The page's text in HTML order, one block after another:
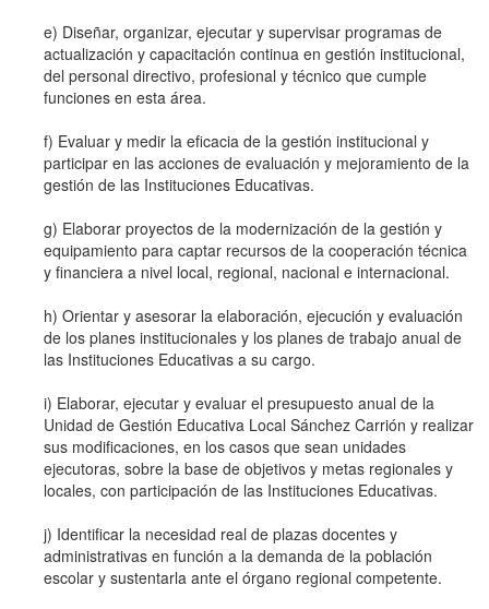
e) Diseñar, organizar, ejecutar y supervisar programas de
actualización y capacitación continua en gestión institucional,
del personal directivo, profesional y técnico que cumple
funciones en esta área.
f) Evaluar y medir la eficacia de la gestión institucional y
participar en las acciones de evaluación y mejoramiento de la
gestión de las Instituciones Educativas.
g) Elaborar proyectos de la modernización de la gestión y
equipamiento para captar recursos de la cooperación técnica
y financiera a nivel local, regional, nacional e internacional.
h) Orientar y asesorar la elaboración, ejecución y evaluación
de los planes institucionales y los planes de trabajo anual de
las Instituciones Educativas a su cargo.
i) Elaborar, ejecutar y evaluar el presupuesto anual de la
Unidad de Gestión Educativa Local Sánchez Carrión y realizar
sus modificaciones, en los casos que sean unidades
ejecutoras, sobre la base de objetivos y metas regionales y
locales, con participación de las Instituciones Educativas.
j) Identificar la necesidad real de plazas docentes y
administrativas en función a la demanda de la población
escolar y sustentarla ante el órgano regional competente.